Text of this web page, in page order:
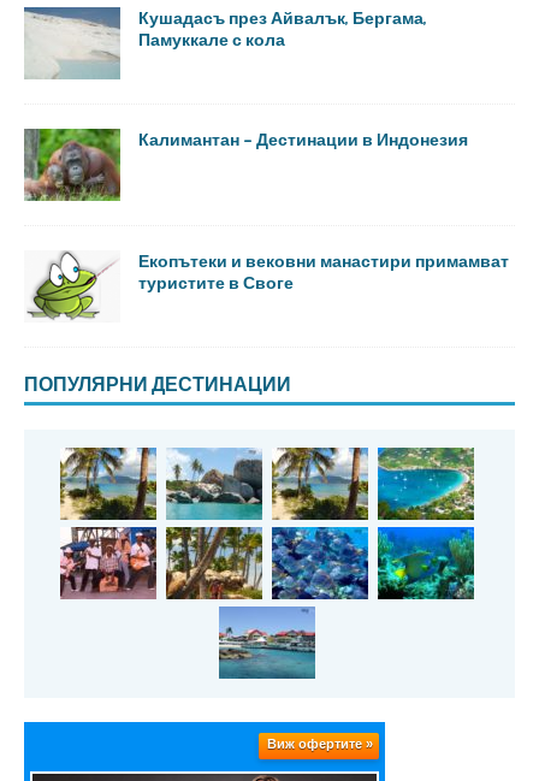
Кушадасъ през Айвалък, Бергама,
Памуккале с кола
Калимантан – Дестинации в Индонезия
Екопътеки и вековни манастири примамват
туристите в Своге
ПОПУЛЯРНИ ДЕСТИНАЦИИ